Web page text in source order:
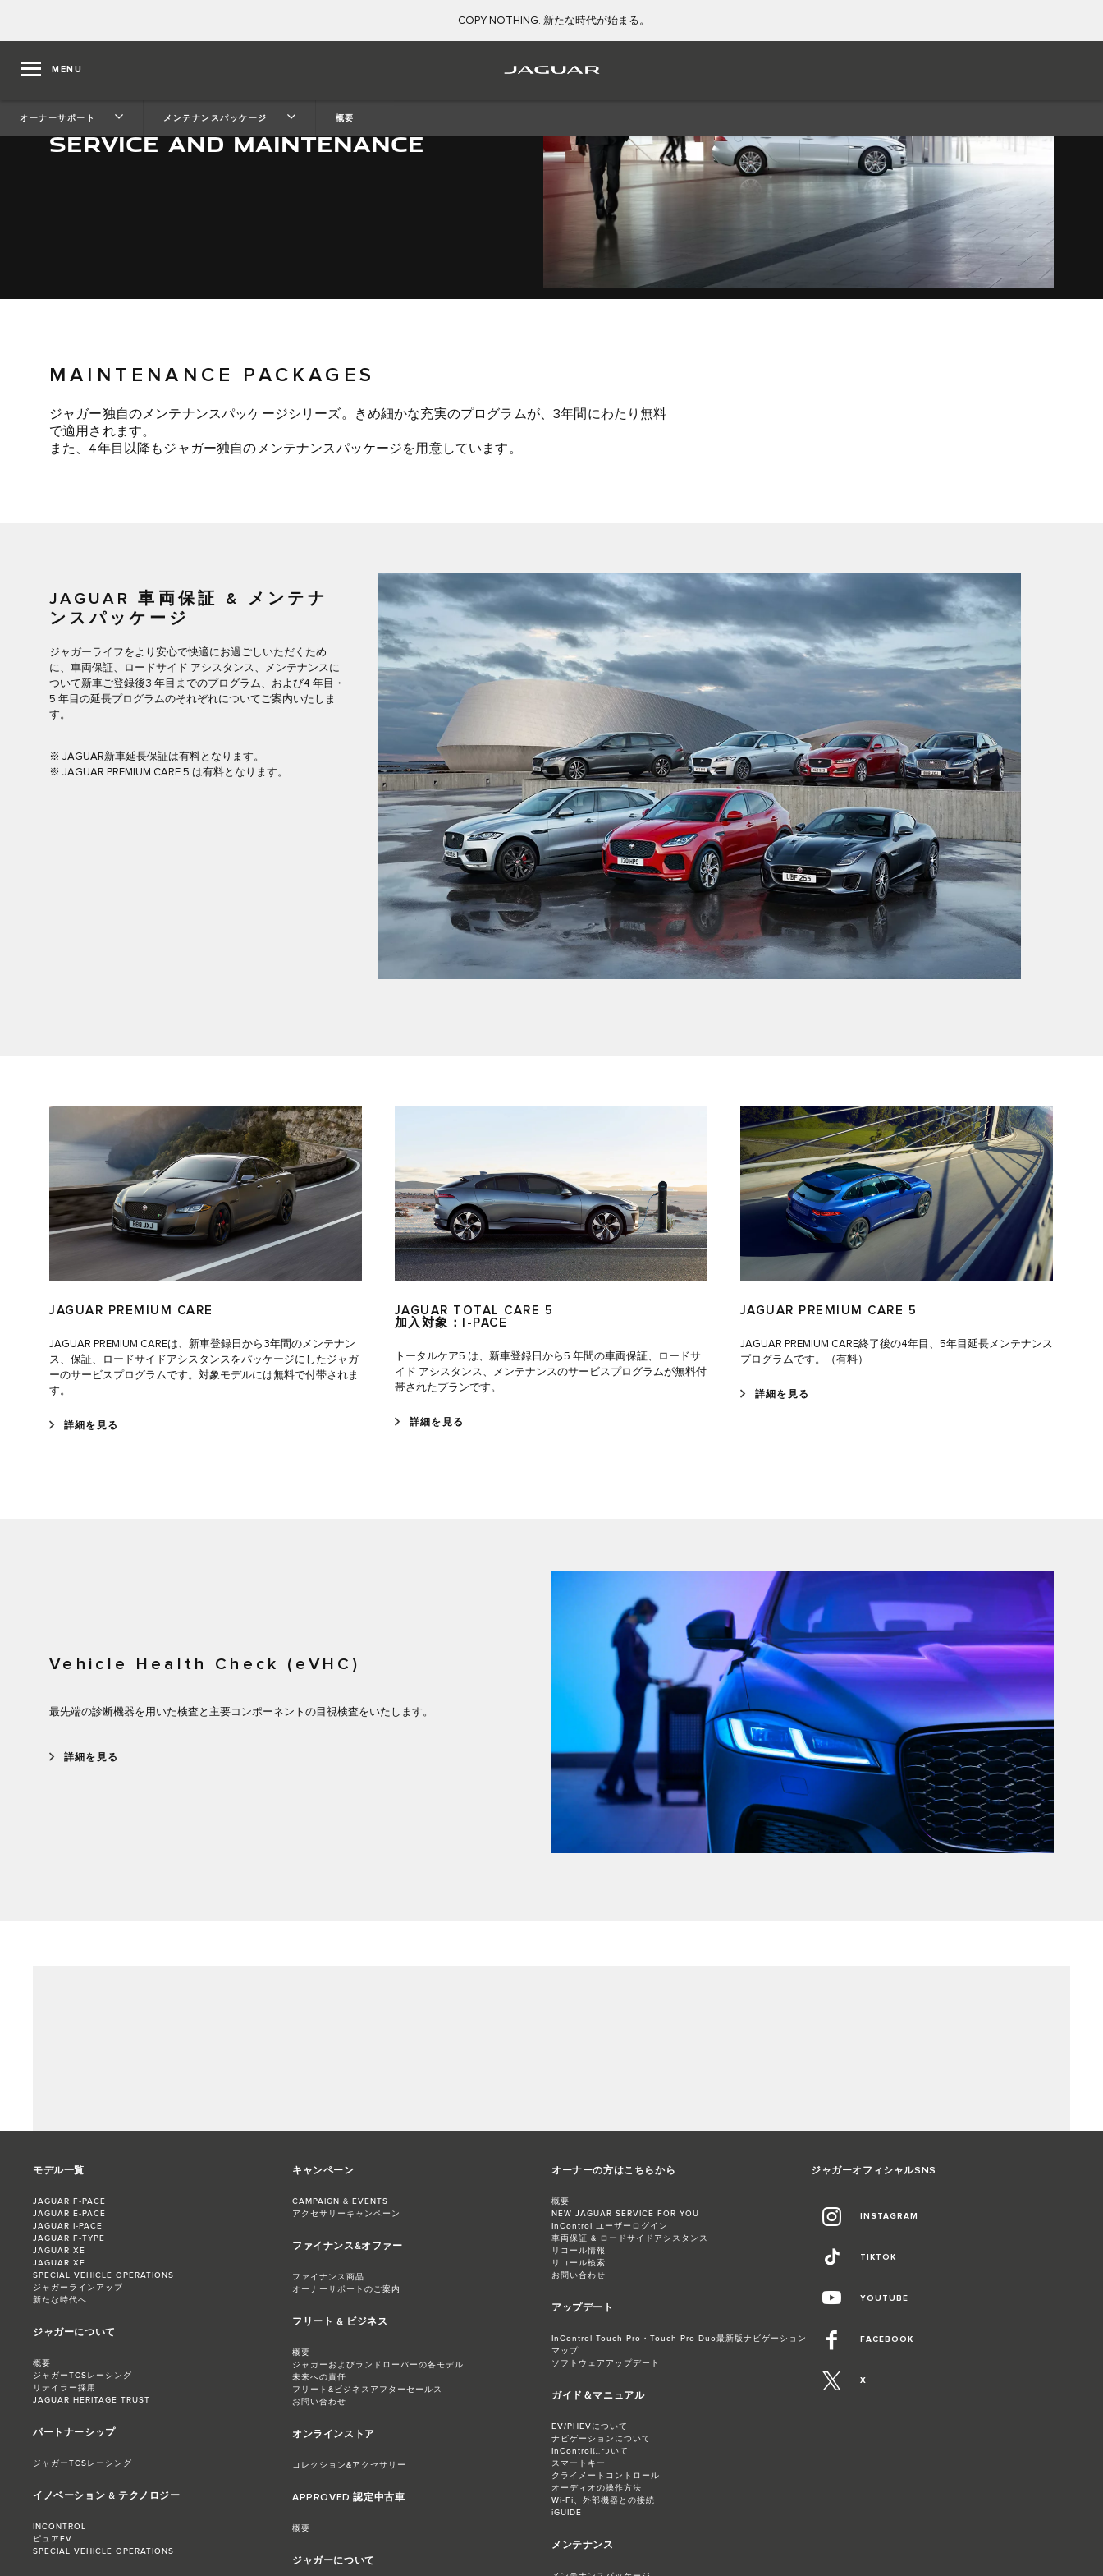
COPY NOTHING. 新たな時代が始まる。
MENU
オーナーサポート メンテナンスパッケージ 概要
SERVICE AND MAINTENANCE
MAINTENANCE PACKAGES
ジャガー独自のメンテナンスパッケージシリーズ。きめ細かな充実のプログラムが、3年間にわたり無料
で適用されます。
また、4年目以降もジャガー独自のメンテナンスパッケージを用意しています。
JAGUAR 車両保証 & メンテナ
ンスパッケージ
ジャガーライフをより安心で快適にお過ごしいただくため
に、車両保証、ロードサイド アシスタンス、メンテナンスに
ついて新車ご登録後3 年目までのプログラム、および4 年目・
5 年目の延長プログラムのそれぞれについてご案内いたしま
す。
※ JAGUAR新車延長保証は有料となります。
※ JAGUAR PREMIUM CARE 5 は有料となります。
JAGUAR PREMIUM CARE
JAGUAR PREMIUM CAREは、新車登録日から3年間のメンテナン
ス、保証、ロードサイドアシスタンスをパッケージにしたジャガ
ーのサービスプログラムです。対象モデルには無料で付帯されま
す。
詳細を見る
JAGUAR TOTAL CARE 5
加入対象：I-PACE
トータルケア5 は、新車登録日から5 年間の車両保証、ロードサ
イド アシスタンス、メンテナンスのサービスプログラムが無料付
帯されたプランです。
詳細を見る
JAGUAR PREMIUM CARE 5
JAGUAR PREMIUM CARE終了後の4年目、5年目延長メンテナンス
プログラムです。（有料）
詳細を見る
Vehicle Health Check (eVHC)
最先端の診断機器を用いた検査と主要コンポーネントの目視検査をいたします。
詳細を見る
モデル一覧
JAGUAR F‑PACE
JAGUAR E‑PACE
JAGUAR I‑PACE
JAGUAR F‑TYPE
JAGUAR XE
JAGUAR XF
SPECIAL VEHICLE OPERATIONS
ジャガーラインアップ
新たな時代へ
ジャガーについて
概要
ジャガーTCSレーシング
リテイラー採用
JAGUAR HERITAGE TRUST
パートナーシップ
ジャガーTCSレーシング
イノベーション & テクノロジー
INCONTROL
ピュアEV
SPECIAL VEHICLE OPERATIONS
キャンペーン
CAMPAIGN & EVENTS
アクセサリーキャンペーン
ファイナンス&オファー
ファイナンス商品
オーナーサポートのご案内
フリート & ビジネス
概要
ジャガーおよびランドローバーの各モデル
未来への責任
フリート&ビジネスアフターセールス
お問い合わせ
オンラインストア
コレクション&アクセサリー
APPROVED 認定中古車
概要
ジャガーについて
オーナーの方はこちらから
概要
NEW JAGUAR SERVICE FOR YOU
InControl ユーザーログイン
車両保証 & ロードサイドアシスタンス
リコール情報
リコール検索
お問い合わせ
アップデート
InControl Touch Pro・Touch Pro Duo最新版ナビゲーション
マップ
ソフトウェアアップデート
ガイド＆マニュアル
EV/PHEVについて
ナビゲーションについて
InControlについて
スマートキー
クライメートコントロール
オーディオの操作方法
Wi-Fi、外部機器との接続
iGUIDE
メンテナンス
ジャガーオフィシャルSNS
INSTAGRAM
TIKTOK
YOUTUBE
FACEBOOK
X